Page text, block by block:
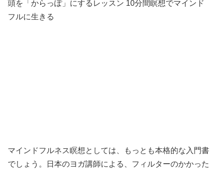
頭を「からっぽ」にするレッスン 10分間瞑想でマインド
フルに生きる
マインドフルネス瞑想としては、もっとも本格的な入門書
でしょう。日本のヨガ講師による、フィルターのかかった